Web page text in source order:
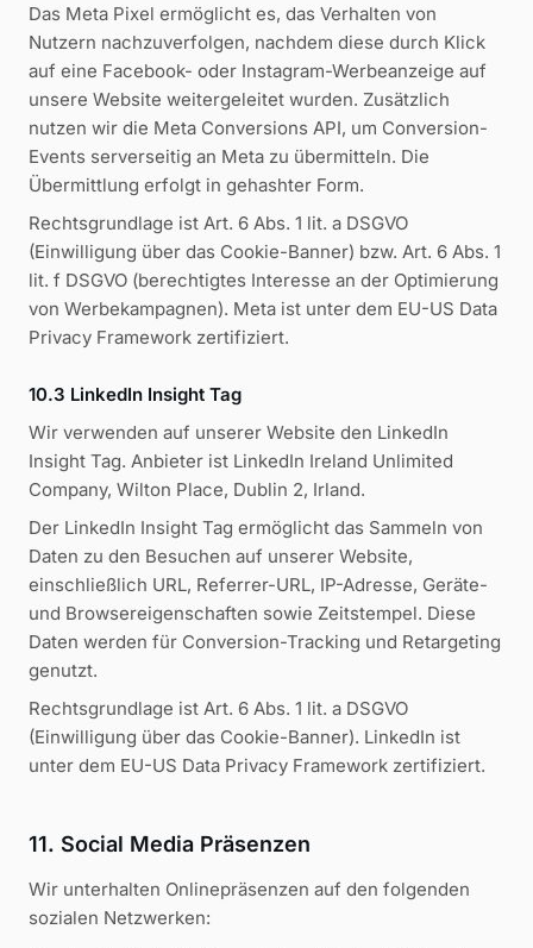
Das Meta Pixel ermöglicht es, das Verhalten von
Nutzern nachzuverfolgen, nachdem diese durch Klick
auf eine Facebook- oder Instagram-Werbeanzeige auf
unsere Website weitergeleitet wurden. Zusätzlich
nutzen wir die Meta Conversions API, um Conversion-
Events serverseitig an Meta zu übermitteln. Die
Übermittlung erfolgt in gehashter Form.
Rechtsgrundlage ist Art. 6 Abs. 1 lit. a DSGVO
(Einwilligung über das Cookie-Banner) bzw. Art. 6 Abs. 1
lit. f DSGVO (berechtigtes Interesse an der Optimierung
von Werbekampagnen). Meta ist unter dem EU-US Data
Privacy Framework zertifiziert.
10.3 LinkedIn Insight Tag
Wir verwenden auf unserer Website den LinkedIn
Insight Tag. Anbieter ist LinkedIn Ireland Unlimited
Company, Wilton Place, Dublin 2, Irland.
Der LinkedIn Insight Tag ermöglicht das Sammeln von
Daten zu den Besuchen auf unserer Website,
einschließlich URL, Referrer-URL, IP-Adresse, Geräte-
und Browsereigenschaften sowie Zeitstempel. Diese
Daten werden für Conversion-Tracking und Retargeting
genutzt.
Rechtsgrundlage ist Art. 6 Abs. 1 lit. a DSGVO
(Einwilligung über das Cookie-Banner). LinkedIn ist
unter dem EU-US Data Privacy Framework zertifiziert.
11. Social Media Präsenzen
Wir unterhalten Onlinepräsenzen auf den folgenden
sozialen Netzwerken: